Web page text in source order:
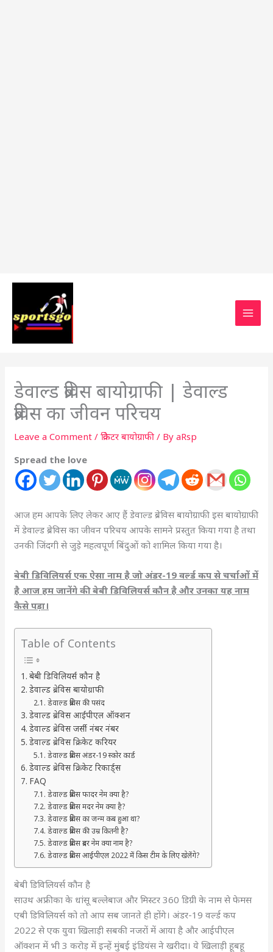
डेवाल्ड ब्रेविस बायोग्राफी | डेवाल्ड
ब्रेविस का जीवन परिचय
Leave a Comment /क्रिकेटर बायोग्राफी / ByaRsp
Spread the love
आज हम आपके लिए लेकर आए हैं डेवाल्ड ब्रेविस बायोग्राफी इस बायोग्राफी
में डेवाल्ड ब्रेविस का जीवन परिचय आपके सामने प्रस्तुत किया गया है तथा
उनकी जिंदगी से जुड़े महत्वपूर्ण बिंदुओं को शामिल किया गया है।
बेबी डिविलियर्स एक ऐसा नाम है जो अंडर-19 वर्ल्ड कप से चर्चाओं में
है आज हम जानेंगे की बेबी डिविलियर्स कौन है और उनका यह नाम
कैसे पड़ा।
Table of Contents
बेबी डिविलियर्स कौन है
डेवाल्ड ब्रेविस बायोग्राफी
डेवाल्ड ब्रेविस की पसंद
डेवाल्ड ब्रेविस आईपीएल ऑक्शन
डेवाल्ड ब्रेविस जर्सी नंबर नंबर
डेवाल्ड ब्रेविस क्रिकेट करियर
डेवाल्ड ब्रेविस अंडर-19 स्कोर कार्ड
डेवाल्ड ब्रेविस क्रिकेट रिकार्ड्स
FAQ
डेवाल्ड ब्रेविस फादर नेम क्या है?
डेवाल्ड ब्रेविस मदर नेम क्या है?
डेवाल्ड ब्रेविस का जन्म कब हुआ था?
डेवाल्ड ब्रेविस की उम्र कितनी है?
डेवाल्ड ब्रेविस ब्रदर नेम क्या नाम है?
डेवाल्ड ब्रेविस आईपीएल 2022 में किस टीम के लिए खेलेंगे?
बेबी डिविलियर्स कौन है
साउथ अफ्रीका के धांसू बल्लेबाज और मिस्टर 360 डिग्री के नाम से फेमस
एबी डिविलियर्स को तो आप सब जानते ही होंगे। अंडर-19 वर्ल्ड कप
2022 से एक युवा खिलाड़ी सबकी नजरों में आया है और आईपीएल
ऑक्शन में भी 3 करोड़ में इन्हें मुंबई इंडियंस ने खरीदा। ये खिलाड़ी हूबहू